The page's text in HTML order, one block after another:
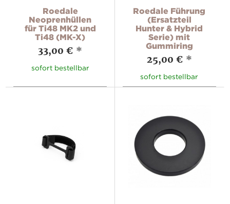
Roedale
Neoprenhüllen
für Ti48 MK2 und
Ti48 (MK-X)
33,00 € *
sofort bestellbar
Roedale Führung
(Ersatzteil
Hunter & Hybrid
Serie) mit
Gummiring
25,00 € *
sofort bestellbar